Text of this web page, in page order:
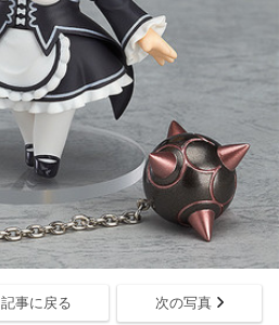
記事に戻る 次の写真